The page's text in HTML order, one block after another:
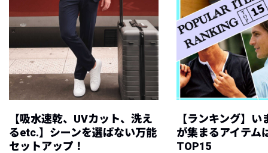
【吸水速乾、UVカット、洗え
るetc.】シーンを選ばない万能
セットアップ！
【ランキング】
が集まるアイテム
TOP15